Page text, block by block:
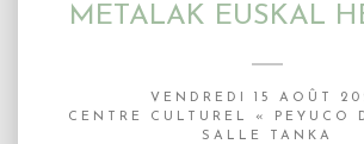
METALAK EUSKAL
VENDREDI 15 AOÛT
CENTRE CULTUREL « PEYUCO
SALLE TANKA